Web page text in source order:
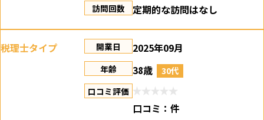
訪問回数 定期的な訪問はなし
税理士タイプ 開業日 2025年09月
年齢 38歳
30代
口コミ評価
口コミ：件